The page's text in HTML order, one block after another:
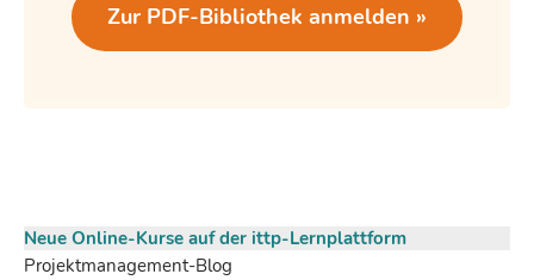
Neue Online-Kurse auf der ittp-Lernplattform
Projektmanagement-Blog
Zur PDF-Bibliothek anmelden »